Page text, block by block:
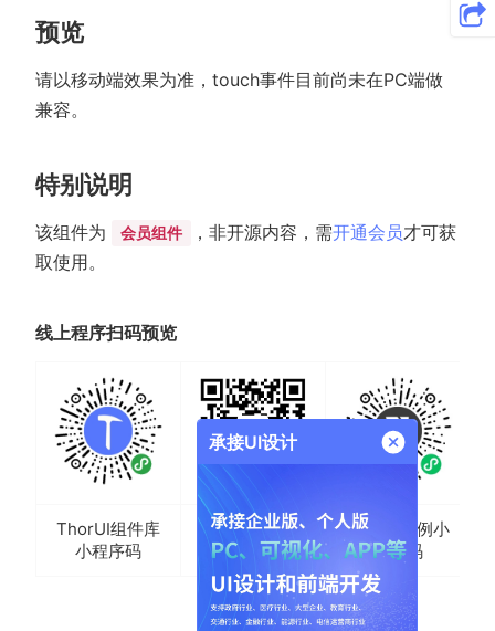
预览
请以移动端效果为准，touch事件目前尚未在PC端做
兼容。
特别说明
该组件为 会员组件 ，非开源内容，需开通会员才可获
取使用。
线上程序扫码预览
ThorUI组件库
小程序码
H5二维码
ThorUI示例小
程序码
承接UI设计